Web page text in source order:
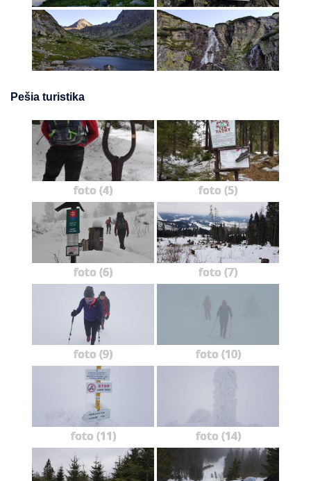
Pešia turistika
foto (4) foto (5)
foto (6) foto (7)
foto (9) foto (10)
foto (11) foto (14)